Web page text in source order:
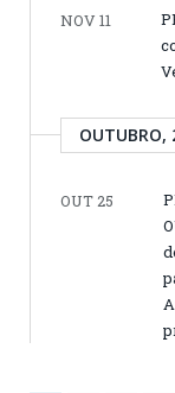
NOV 11
OUTUBRO,
OUT 25